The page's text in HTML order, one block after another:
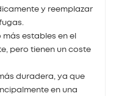
y reemplazar
más estables en el
pero tienen un coste
duradera, ya que
en una